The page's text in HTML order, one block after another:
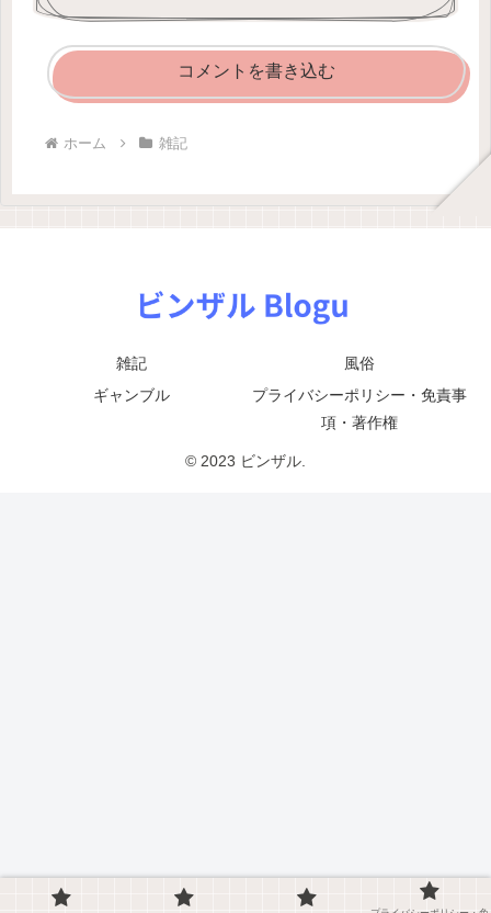
コメントを書き込む
ホーム 雑記
雑記
風俗
ギャンブル
プライバシーポリシー・免責事
項・著作権
© 2023 ビンザル.